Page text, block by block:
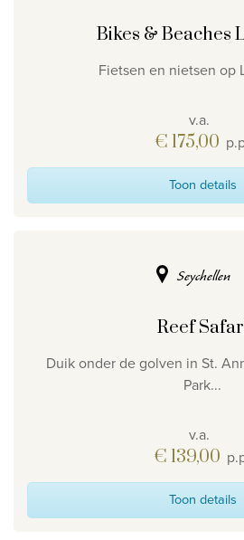
Bikes & Beaches
Fietsen en nietsen op
v.a.
€ 175,00
Toon details
Seychellen
Reef
Duik onder de golven in St.
Park...
v.a.
€ 139,00
Toon details